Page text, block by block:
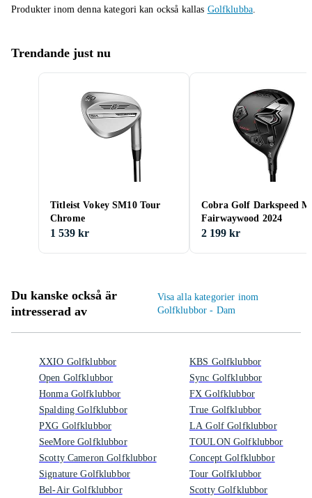
Produkter inom denna kategori kan också kallas Golfklubba.
Trendande just nu
Titleist Vokey SM10 Tour
Chrome
1 539 kr
Cobra Golf Darkspeed
Fairwaywood 2024
2 199 kr
Du kanske också är
intresserad av
Visa alla kategorier inom
Golfklubbor - Dam
XXIO Golfklubbor
Open Golfklubbor
Honma Golfklubbor
Spalding Golfklubbor
PXG Golfklubbor
SeeMore Golfklubbor
Scotty Cameron Golfklubbor
Signature Golfklubbor
Bel-Air Golfklubbor
KBS Golfklubbor
Sync Golfklubbor
FX Golfklubbor
True Golfklubbor
LA Golf Golfklubbor
TOULON Golfklubbor
Concept Golfklubbor
Tour Golfklubbor
Scotty Golfklubbor